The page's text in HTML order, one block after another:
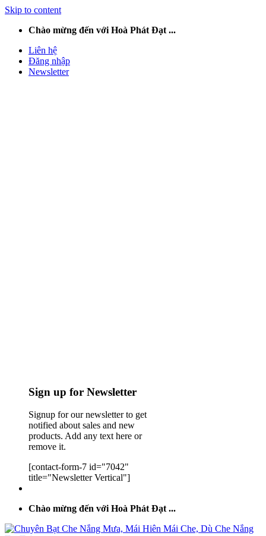
Skip to content
Chào mừng đến với Hoà Phát Đạt ...
Liên hệ
Đăng nhập
Newsletter
Sign up for Newsletter
Signup for our newsletter to get
notified about sales and new
products. Add any text here or
remove it.
[contact-form-7 id="7042"
title="Newsletter Vertical"]
Chào mừng đến với Hoà Phát Đạt ...